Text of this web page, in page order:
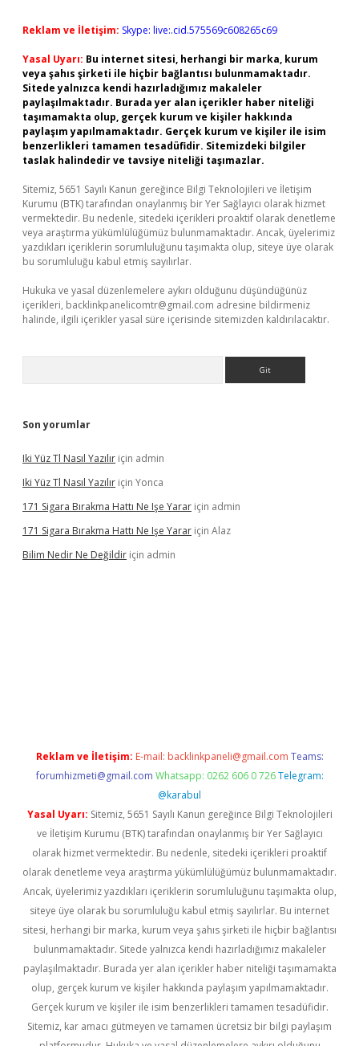
Reklam ve İletişim: Skype: live:.cid.575569c608265c69
Yasal Uyarı: Bu internet sitesi, herhangi bir marka, kurum
veya şahıs şirketi ile hiçbir bağlantısı bulunmamaktadır.
Sitede yalnızca kendi hazırladığımız makaleler
paylaşılmaktadır. Burada yer alan içerikler haber niteliği
taşımamakta olup, gerçek kurum ve kişiler hakkında
paylaşım yapılmamaktadır. Gerçek kurum ve kişiler ile isim
benzerlikleri tamamen tesadüfidir. Sitemizdeki bilgiler
taslak halindedir ve tavsiye niteliği taşımazlar.
Sitemiz, 5651 Sayılı Kanun gereğince Bilgi Teknolojileri ve İletişim
Kurumu (BTK) tarafından onaylanmış bir Yer Sağlayıcı olarak hizmet
vermektedir. Bu nedenle, sitedeki içerikleri proaktif olarak denetleme
veya araştırma yükümlülüğümüz bulunmamaktadır. Ancak, üyelerimiz
yazdıkları içeriklerin sorumluluğunu taşımakta olup, siteye üye olarak
bu sorumluluğu kabul etmiş sayılırlar.
Hukuka ve yasal düzenlemelere aykırı olduğunu düşündüğünüz
içerikleri, backlinkpanelicomtr@gmail.com adresine bildirmeniz
halinde, ilgili içerikler yasal süre içerisinde sitemizden kaldırılacaktır.
Son yorumlar
Iki Yüz Tl Nasıl Yazılır için admin
Iki Yüz Tl Nasıl Yazılır için Yonca
171 Sigara Bırakma Hattı Ne Işe Yarar için admin
171 Sigara Bırakma Hattı Ne Işe Yarar için Alaz
Bilim Nedir Ne Değildir için admin
Reklam ve İletişim: E-mail: backlinkpaneli@gmail.com Teams:
forumhizmeti@gmail.com Whatsapp: 0262 606 0 726 Telegram:
@karabul
Yasal Uyarı: Sitemiz, 5651 Sayılı Kanun gereğince Bilgi Teknolojileri
ve İletişim Kurumu (BTK) tarafından onaylanmış bir Yer Sağlayıcı
olarak hizmet vermektedir. Bu nedenle, sitedeki içerikleri proaktif
olarak denetleme veya araştırma yükümlülüğümüz bulunmamaktadır.
Ancak, üyelerimiz yazdıkları içeriklerin sorumluluğunu taşımakta olup,
siteye üye olarak bu sorumluluğu kabul etmiş sayılırlar. Bu internet
sitesi, herhangi bir marka, kurum veya şahıs şirketi ile hiçbir bağlantısı
bulunmamaktadır. Sitede yalnızca kendi hazırladığımız makaleler
paylaşılmaktadır. Burada yer alan içerikler haber niteliği taşımamakta
olup, gerçek kurum ve kişiler hakkında paylaşım yapılmamaktadır.
Gerçek kurum ve kişiler ile isim benzerlikleri tamamen tesadüfidir.
Sitemiz, kar amacı gütmeyen ve tamamen ücretsiz bir bilgi paylaşım